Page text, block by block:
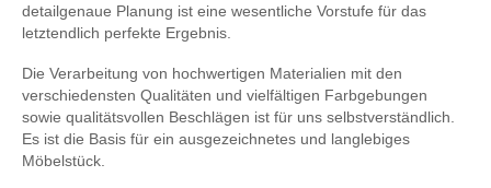
detailgenaue Planung ist eine wesentliche Vorstufe für das
letztendlich perfekte Ergebnis.
Die Verarbeitung von hochwertigen Materialien mit den
verschiedensten Qualitäten und vielfältigen Farbgebungen
sowie qualitätsvollen Beschlägen ist für uns selbstverständlich.
Es ist die Basis für ein ausgezeichnetes und langlebiges
Möbelstück.